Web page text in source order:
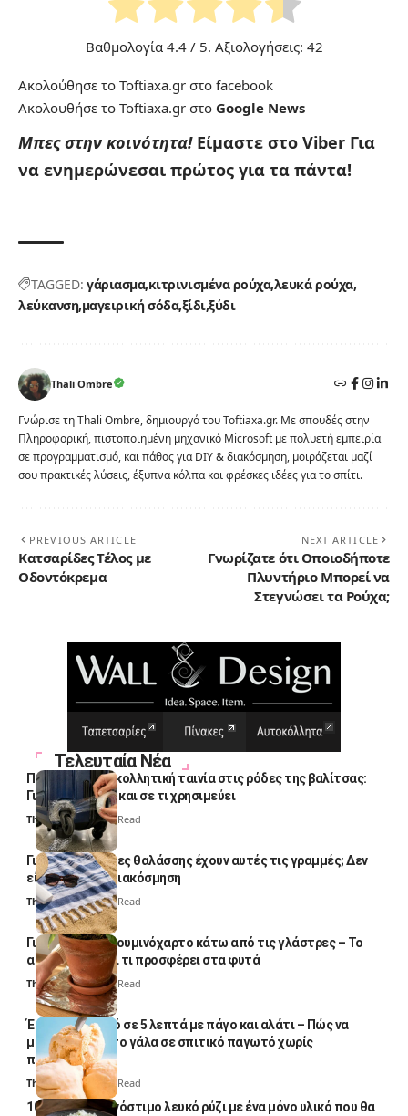
Βαθμολογία 4.4/ 5. Αξιολογήσεις: 42
Ακολούθησε το Toftiaxa.gr στο facebook
Ακολουθήσε το Toftiaxa.gr στο Google News
Μπες στην κοινότητα! Είμαστε στο Viber Για
να ενημερώνεσαι πρώτος για τα πάντα!
TAGGED: γάριασμα κιτρινισμένα ρούχαλευκά ρούχα
λεύκανση μαγειρική σόδαξίδιξύδι
Thali Ombre
Γνώρισε τη Thali Ombre, δημιουργό του Toftiaxa.gr. Με σπουδές στην
Πληροφορική, πιστοποιημένη μηχανικό Microsoft με πολυετή εμπειρία
σε προγραμματισμό, και πάθος για DIY & διακόσμηση, μοιράζεται μαζί
σου πρακτικές λύσεις, έξυπνα κόλπα και φρέσκες ιδέες για το σπίτι.
PREVIOUS ARTICLE
Κατσαρίδες Τέλος με
Οδοντόκρεμα
NEXT ARTICLE
Γνωρίζατε ότι Οποιοδήποτε
Πλυντήριο Μπορεί να
Στεγνώσει τα Ρούχα;
Τελευταία Νέα
Πολλοί βάζουν κολλητική ταινία στις ρόδες της βαλίτσας:
Γιατί το κάνουν και σε τι χρησιμεύει
Thali Ombre4 Min Read
Γιατί οι πετσέτες θαλάσσης έχουν αυτές τις γραμμές; Δεν
είναι μόνο για διακόσμηση
Thali Ombre5 Min Read
Γιατί βάζουν αλουμινόχαρτο κάτω από τις γλάστρες – Το
απλό κόλπο και τι προσφέρει στα φυτά
Thali Ombre4 Min Read
Έτοιμο παγωτό σε 5 λεπτά με πάγο και αλάτι – Πώς να
μετατρέψετε το γάλα σε σπιτικό παγωτό χωρίς
παγωτομηχανή
Thali Ombre 4 Min Read
10 φορές ποιο νόστιμο λευκό ρύζι με ένα μόνο υλικό που θα